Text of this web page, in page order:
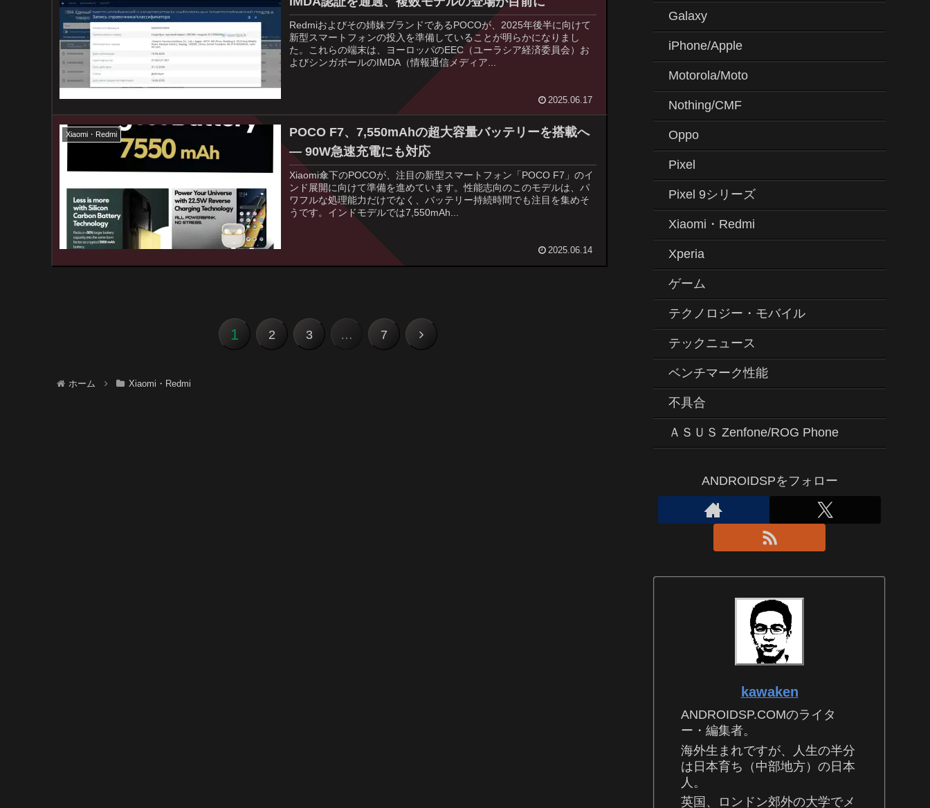
Redmiおよびその姉妹ブランドであるPOCOが、2025年後半に向けて
新型スマートフォンの投入を準備していることが明らかになりまし
た。これらの端末は、ヨーロッパのEEC（ユーラシア経済委員会）お
よびシンガポールのIMDA（情報通信メディア...
2025.06.17
Xiaomi・Redmi
POCO F7、7,550mAhの超大容量バッテリーを搭載へ
― 90W急速充電にも対応
Xiaomi傘下のPOCOが、注目の新型スマートフォン「POCO F7」のイ
ンド展開に向けて準備を進めています。性能志向のこのモデルは、パ
ワフルな処理能力だけでなく、バッテリー持続時間でも注目を集めそ
うです。インドモデルでは7,550mAh...
2025.06.14
1 2 3 … 7 次
ホーム Xiaomi・Redmi
Galaxy
iPhone/Apple
Motorola/Moto
Nothing/CMF
Oppo
Pixel
Pixel 9シリーズ
Xiaomi・Redmi
Xperia
ゲーム
テクノロジー・モバイル
テックニュース
ベンチマーク性能
不具合
ＡＳＵＳ Zenfone/ROG Phone
ANDROIDSPをフォロー
kawaken
ANDROIDSP.COMのライタ
ー・編集者。
海外生まれですが、人生の半分
は日本育ち（中部地方）の日本
人。
英国、ロンドン郊外の大学でメ